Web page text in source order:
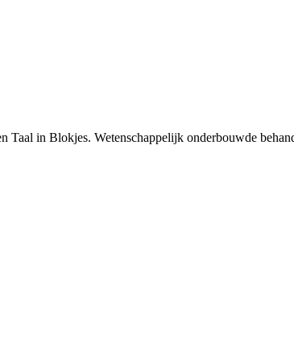
in Blokjes. Wetenschappelijk onderbouwde